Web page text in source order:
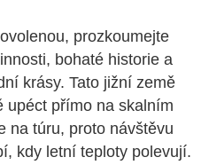
prozkoumejte
bohaté historie a
krásy. Tato jižní země
upéct přímo na skalním
na túru, proto návštěvu
kdy letní teploty polevují.